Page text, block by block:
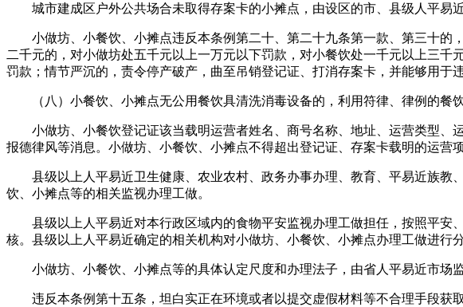
城市建成区户外公共场合未取得存案卡的小摊点，由设区的市、县级人平易近
小做坊、小餐饮、小摊点违反本条例第二十、第二十九条第一款、第三十的
二千元的，对小做坊处五千元以上一万元以下罚款，对小餐饮处一千元以上三
罚款；情节严沉的，责令停产破产，曲至吊销登记证、打消存案卡，并能够用于
（八）小餐饮、小摊点无公用餐饮具清洗消毒设备的，利用符律、律例的餐饮
小做坊、小餐饮登记证该当载明运营者姓名、商号名称、地址、运营类型、
报德律风等消息。小做坊、小餐饮、小摊点不得超出登记证、存案卡载明的运营
县级以上人平易近卫生健康、农业农村、政务办事办理、教育、平易近族教
饮、小摊点等的相关监视办理工做。
县级以上人平易近对本行政区域内的食物平安监视办理工做担任，按照平安
核。县级以上人平易近确定的相关机构对小做坊、小餐饮、小摊点办理工做进行
小做坊、小餐饮、小摊点等的具体认定尺度和办理法子，由省人平易近市场监
违反本条例第十五条，坦白实正在环境或者以提交虚假材料等不合理手段获